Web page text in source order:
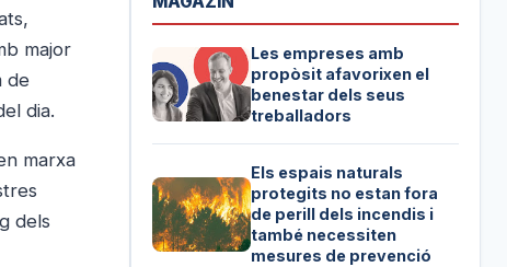
major
de
dia.
marxa
dels
Les empreses amb
propòsit afavorixen el
benestar dels seus
treballadors
Els espais naturals
protegits no estan fora
de perill dels incendis i
també necessiten
mesures de prevenció